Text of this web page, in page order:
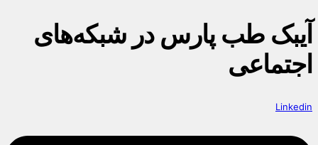
آیبک طب پارس در شبکه‌های
اجتماعی
Linkedin